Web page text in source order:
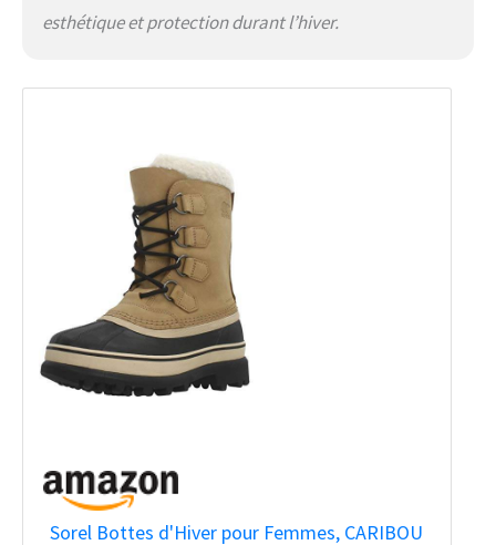
esthétique et protection durant l’hiver.
Sorel Bottes d'Hiver pour Femmes, CARIBOU